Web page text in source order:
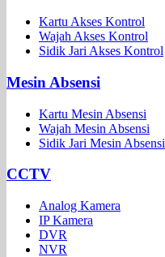
Kartu Akses Kontrol
Wajah Akses Kontrol
Sidik Jari Akses Kontrol
Mesin Absensi
Kartu Mesin Absensi
Wajah Mesin Absensi
Sidik Jari Mesin Absensi
CCTV
Analog Kamera
IP Kamera
DVR
NVR